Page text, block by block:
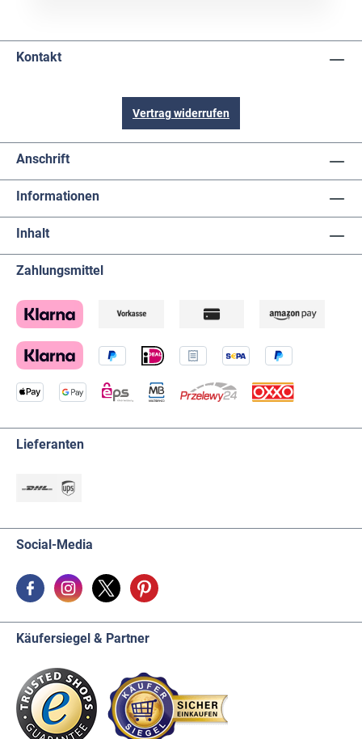
Drähte. Grundsätzlich gilt: Je mehr Stränge,
desto weicher und flexibler zeigt sich der
30,5 Meter transparent Nylon ummantelt
Kontakt
Vertrag widerrufen
Anschrift
Informationen
Inhalt
Zahlungsmittel
Lieferanten
Social-Media
Käufersiegel & Partner